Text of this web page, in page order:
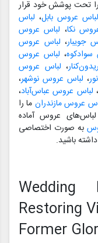
را تحت پوشش خود قرار
لباس عروس بابل، لباس
نکا، لباس عروس
جویبار، لباس عروس
، لباس عروس
، لباس عروس
، لباس عروس نوشهر،
، لباس عروس عباس‌آباد،
عروس مازندران ما را
عروس آماده
به صورت اختصاصی
باشید.
Wedding
Restoring
Former